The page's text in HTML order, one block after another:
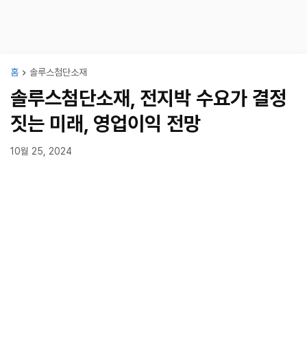
홈 솔루스첨단소재
솔루스첨단소재, 전지박 수요가 결정
짓는 미래, 영업이익 전망
10월 25, 2024